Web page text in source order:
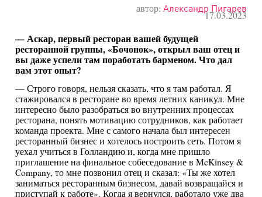
автор: Александр Пигарев
17.03.2023
— Аскар, первый ресторан вашей будущей
ресторанной группы, «Бочонок», открыл ваш отец и
вы даже успели там поработать барменом. Что дал
вам этот опыт?
— Строго говоря, нельзя сказать, что я там работал. Я
стажировался в ресторане во время летних каникул. Мне
интересно было разобраться во внутренних процессах
ресторана, понять мотивацию сотрудников, как работает
команда проекта. Мне с самого начала был интересен
ресторанный бизнес и хотелось построить сеть. Потом я
уехал учиться в Голландию и, когда мне пришло
приглашение на финальное собеседование в McKinsey &
Company, то мне позвонил отец и сказал: «Ты же хотел
заниматься ресторанным бизнесом, давай возвращайся и
приступай к работе». Когда я вернулся, работало уже два